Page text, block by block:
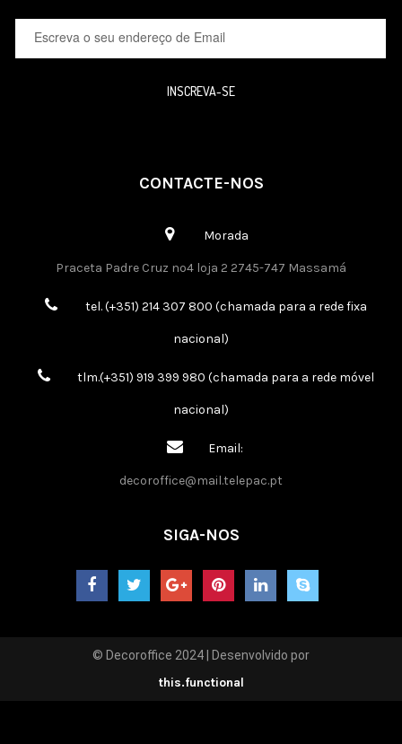
INSCREVA-SE
CONTACTE-NOS
Morada
Praceta Padre Cruz nº4 loja 2 2745-747 Massamá
tel. (+351) 214 307 800 (chamada para a rede fixa
nacional)
tlm.(+351) 919 399 980 (chamada para a rede móvel
nacional)
Email:
decoroffice@mail.telepac.pt
SIGA-NOS
© Decoroffice 2024 | Desenvolvido por
this.functional